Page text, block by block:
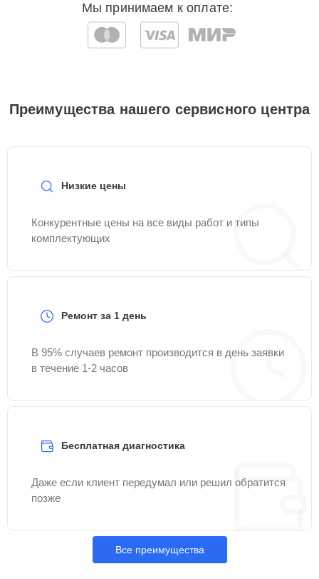
Мы принимаем к оплате:
Преимущества нашего сервисного центра
Низкие цены
Конкурентные цены на все виды работ и типы
комплектующих
Ремонт за 1 день
В 95% случаев ремонт производится в день заявки
в течение 1-2 часов
Бесплатная диагностика
Даже если клиент передумал или решил обратится
позже
Все преимущества